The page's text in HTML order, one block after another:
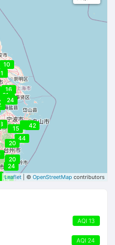
24
17
24
20
25
44
16
20
17
15
21
10
13
19
42
20
20
24
Leaflet | © OpenStreetMap contributors
AQI 13
AQI 24